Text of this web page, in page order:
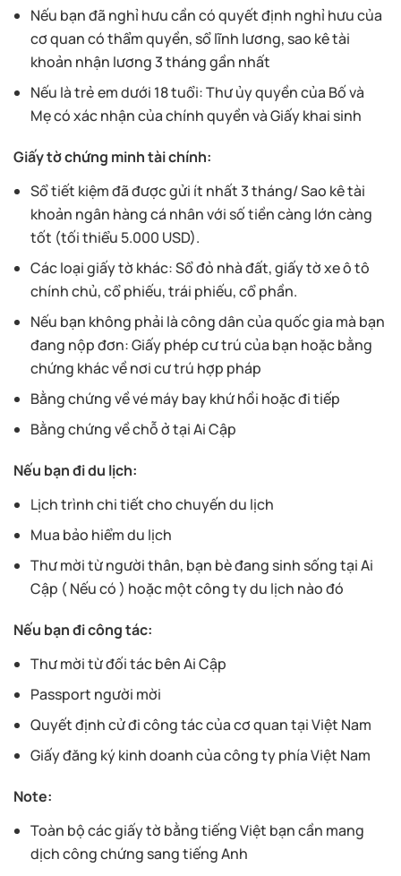
Nếu bạn đã nghỉ hưu cần có quyết định nghỉ hưu của
cơ quan có thẩm quyền, sổ lĩnh lương, sao kê tài
khoản nhận lương 3 tháng gần nhất
Nếu là trẻ em dưới 18 tuổi: Thư ủy quyền của Bố và
Mẹ có xác nhận của chính quyền và Giấy khai sinh
Giấy tờ chứng minh tài chính:
Sổ tiết kiệm đã được gửi ít nhất 3 tháng/ Sao kê tài
khoản ngân hàng cá nhân với số tiền càng lớn càng
tốt (tối thiểu 5.000 USD).
Các loại giấy tờ khác: Sổ đỏ nhà đất, giấy tờ xe ô tô
chính chủ, cổ phiếu, trái phiếu, cổ phần.
Nếu bạn không phải là công dân của quốc gia mà bạn
đang nộp đơn: Giấy phép cư trú của bạn hoặc bằng
chứng khác về nơi cư trú hợp pháp
Bằng chứng về vé máy bay khứ hồi hoặc đi tiếp
Bằng chứng về chỗ ở tại Ai Cập
Nếu bạn đi du lịch:
Lịch trình chi tiết cho chuyến du lịch
Mua bảo hiểm du lịch
Thư mời từ người thân, bạn bè đang sinh sống tại Ai
Cập ( Nếu có ) hoặc một công ty du lịch nào đó
Nếu bạn đi công tác:
Thư mời từ đối tác bên Ai Cập
Passport người mời
Quyết định cử đi công tác của cơ quan tại Việt Nam
Giấy đăng ký kinh doanh của công ty phía Việt Nam
Note:
Toàn bộ các giấy tờ bằng tiếng Việt bạn cần mang
dịch công chứng sang tiếng Anh